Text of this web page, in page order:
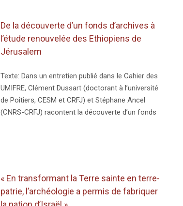
De la découverte d’un fonds d’archives à
l’étude renouvelée des Ethiopiens de
Jérusalem
Texte: Dans un entretien publié dans le Cahier des
UMIFRE, Clément Dussart (doctorant à l’université
de Poitiers, CESM et CRFJ) et Stéphane Ancel
(CNRS-CRFJ) racontent la découverte d’un fonds
« En transformant la Terre sainte en terre-
patrie, l’archéologie a permis de fabriquer